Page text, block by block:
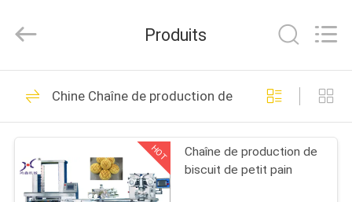
MAISON
PRODUITS
Food
Machinery
All
Reserved.
Chaîne de
production de pain
112
Produits
Chine Chaîne de production de biscuit
HOT
Chaîne de production de
biscuit de petit pain